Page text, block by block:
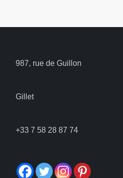
i
t
987, rue de Guillon
Gillet
+33 7 58 28 87 74